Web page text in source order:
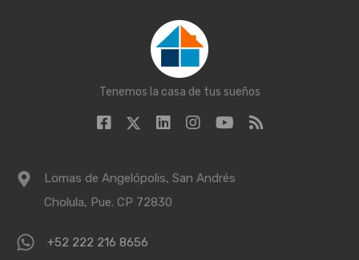
Tenemos la casa de tus sueños
Lomas de Angelópolis, San Andrés
Cholula, Pue. CP 72830
+52 222 216 8656